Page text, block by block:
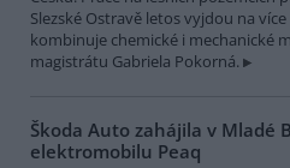
Slezské Ostravě letos vyjdou na
kombinuje chemické i mechanické
magistrátu Gabriela Pokorná.
Škoda Auto zahájila v Mladé
elektromobilu Peaq